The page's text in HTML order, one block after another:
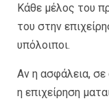
Κάθε μέλος του
του στην
υπόλοιποι.
Αν η ασφάλεια, σε
η επιχείρηση